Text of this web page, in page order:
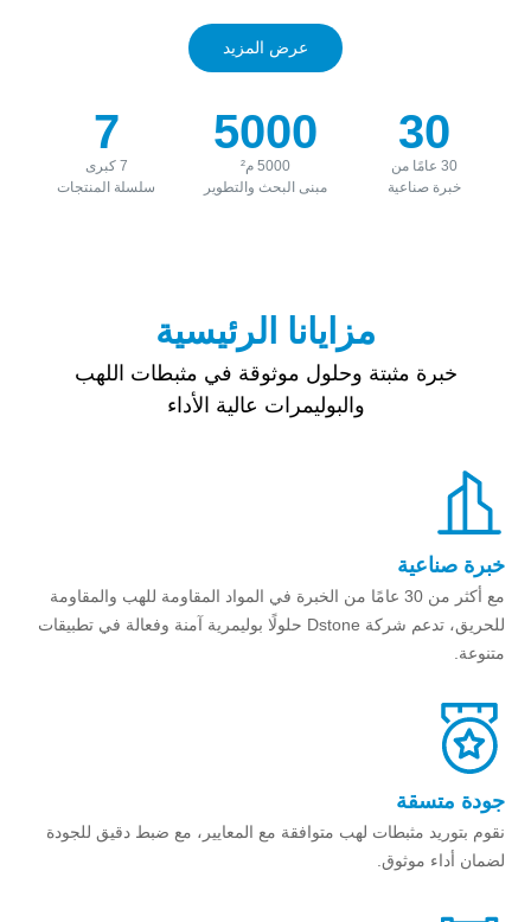
عرض المزيد
30
30 عامًا من
خبرة صناعية
5000
5000 م²
مبنى البحث والتطوير
7
7 كبرى
سلسلة المنتجات
مزايانا الرئيسية
خبرة مثبتة وحلول موثوقة في مثبطات اللهب
والبوليمرات عالية الأداء
خبرة صناعية
مع أكثر من 30 عامًا من الخبرة في المواد المقاومة للهب والمقاومة
للحريق، تدعم شركة Dstone حلولًا بوليمرية آمنة وفعالة في تطبيقات
متنوعة.
جودة متسقة
نقوم بتوريد مثبطات لهب متوافقة مع المعايير، مع ضبط دقيق للجودة
لضمان أداء موثوق.